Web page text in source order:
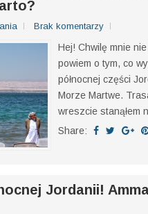
- w kierunku
Brak komentarzy
Hej! Chwilę mnie
powiem o tym, co
północnej części
Share: